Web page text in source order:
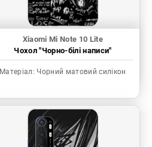
Xiaomi Mi Note 10 Lite
Чохол "Чорно-білі написи"
Матеріал: Чорний матовий силікон